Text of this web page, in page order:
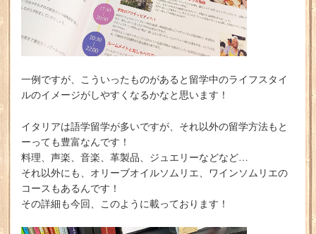
一例ですが、こういったものがあると留学中のライフスタイ
ルのイメージがしやすくなるかなと思います！
イタリアは語学留学が多いですが、それ以外の留学方法もと
ーっても豊富なんです！
料理、声楽、音楽、革製品、ジュエリーなどなど…
それ以外にも、オリーブオイルソムリエ、ワインソムリエの
コースもあるんです！
その詳細も今回、このように載っております！